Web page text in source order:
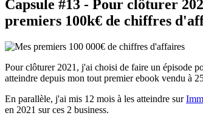
Capsule #13 - Pour clôturer
premiers 100k€ de chiffres
Pour clôturer 2021, j'ai choisi de faire un épisode
atteindre depuis mon tout premier ebook vendu à
En parallèle, j'ai mis 12 mois à les atteindre sur
en 2021 sur ces 2 business.